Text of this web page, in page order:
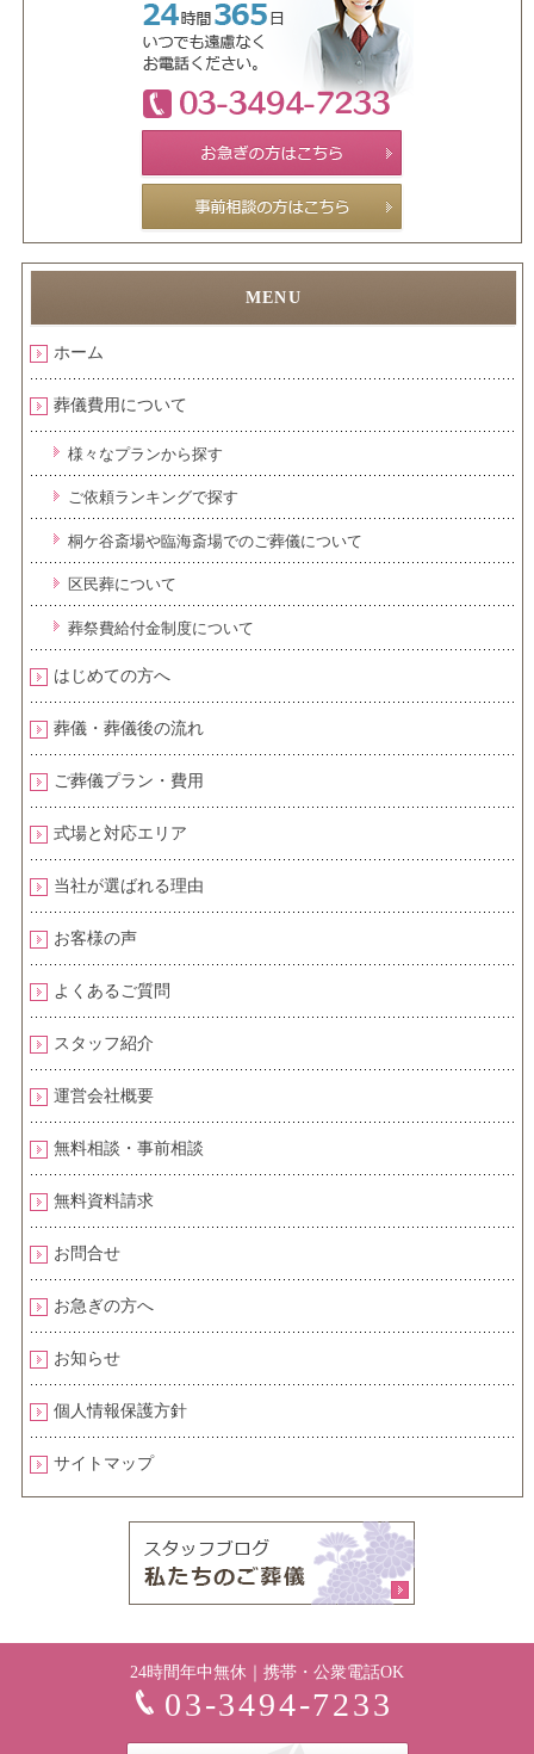
ホーム
葬儀費用について
様々なプランから探す
ご依頼ランキングで探す
桐ケ谷斎場や臨海斎場でのご葬儀について
区民葬について
葬祭費給付金制度について
はじめての方へ
葬儀・葬儀後の流れ
ご葬儀プラン・費用
式場と対応エリア
当社が選ばれる理由
お客様の声
よくあるご質問
スタッフ紹介
運営会社概要
無料相談・事前相談
無料資料請求
お問合せ
お急ぎの方へ
お知らせ
個人情報保護方針
サイトマップ
24時間年中無休｜携帯・公衆電話OK
03-3494-7233